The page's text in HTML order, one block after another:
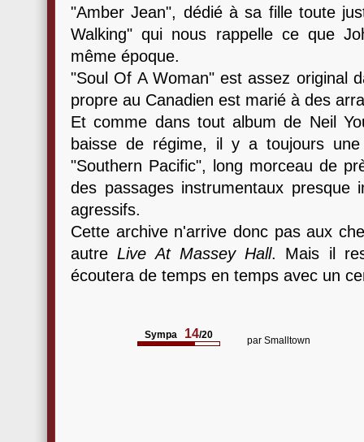
"Amber Jean", dédié à sa fille toute
Walking" qui nous rappelle ce que
même époque.
"Soul Of A Woman" est assez original
propre au Canadien est marié à des
Et comme dans tout album de Neil
baisse de régime, il y a toujours
"Southern Pacific", long morceau de
des passages instrumentaux
agressifs.
Cette archive n'arrive donc pas aux
autreLive At Massey Hall. Mais il
écoutera de temps en temps avec un
Sympa 14/20 par Smalltown